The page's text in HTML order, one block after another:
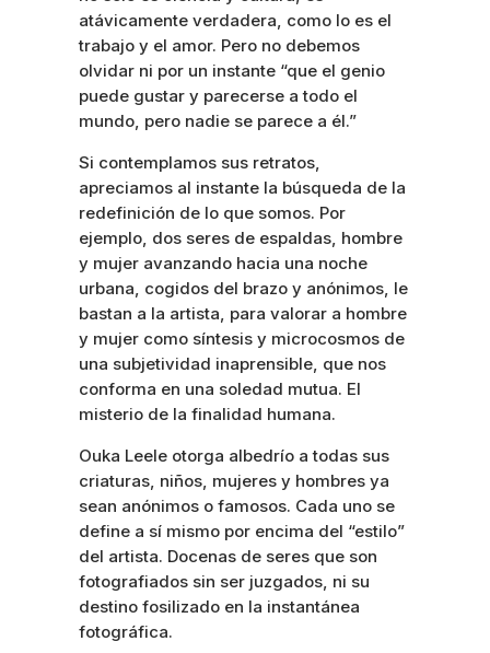
atávicamente verdadera, como lo es el
trabajo y el amor. Pero no debemos
olvidar ni por un instante “que el genio
puede gustar y parecerse a todo el
mundo, pero nadie se parece a él.”
Si contemplamos sus retratos,
apreciamos al instante la búsqueda de la
redefinición de lo que somos. Por
ejemplo, dos seres de espaldas, hombre
y mujer avanzando hacia una noche
urbana, cogidos del brazo y anónimos, le
bastan a la artista, para valorar a hombre
y mujer como síntesis y microcosmos de
una subjetividad inaprensible, que nos
conforma en una soledad mutua. El
misterio de la finalidad humana.
Ouka Leele otorga albedrío a todas sus
criaturas, niños, mujeres y hombres ya
sean anónimos o famosos. Cada uno se
define a sí mismo por encima del “estilo”
del artista. Docenas de seres que son
fotografiados sin ser juzgados, ni su
destino fosilizado en la instantánea
fotográfica.